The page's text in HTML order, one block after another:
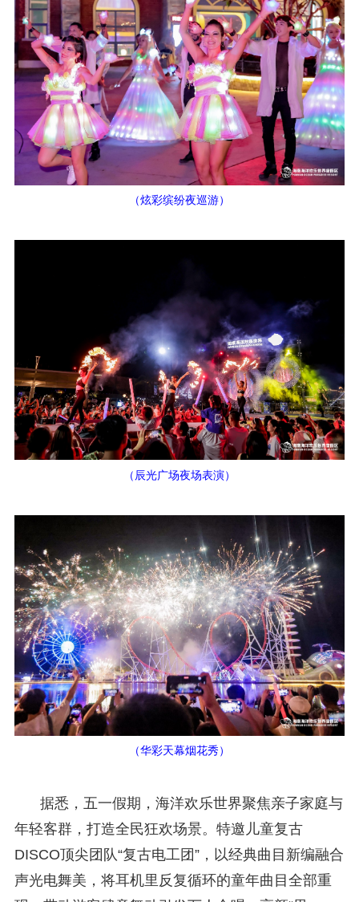
（炫彩缤纷夜巡游）
（辰光广场夜场表演）
（华彩天幕烟花秀）
据悉，五一假期，海洋欢乐世界聚焦亲子家庭与
年轻客群，打造全民狂欢场景。特邀儿童复古
DISCO顶尖团队“复古电工团”，以经典曲目新编融合
声光电舞美，将耳机里反复循环的童年曲目全部重